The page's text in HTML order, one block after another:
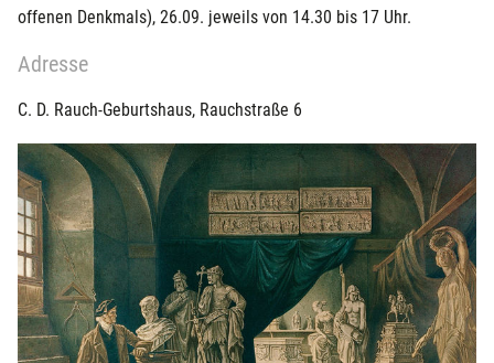
offenen Denkmals), 26.09. jeweils von 14.30 bis 17 Uhr.
Adresse
C. D. Rauch-Geburtshaus, Rauchstraße 6